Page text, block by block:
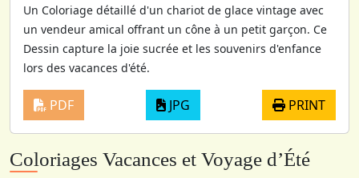
Un Coloriage détaillé d'un chariot de glace vintage avec
un vendeur amical offrant un cône à un petit garçon. Ce
Dessin capture la joie sucrée et les souvenirs d'enfance
lors des vacances d'été.
PDF JPG PRINT
Coloriages Vacances et Voyage d’Été